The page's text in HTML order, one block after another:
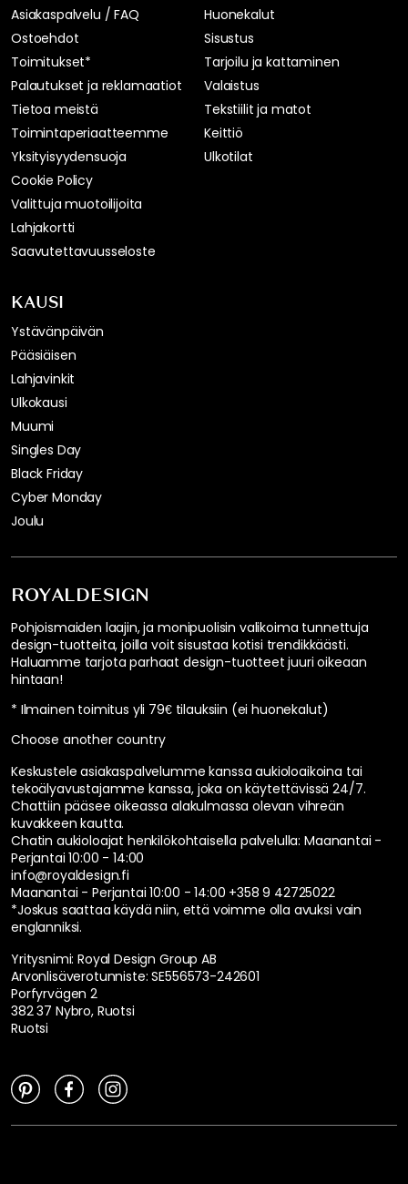
ROYALDESIGN
Pohjoismaiden laajin, ja monipuolisin valikoima tunnettuja
design-tuotteita, joilla voit sisustaa kotisi trendikkäästi.
Haluamme tarjota parhaat design-tuotteet juuri oikeaan
hintaan!
* Ilmainen toimitus yli 79€ tilauksiin (ei huonekalut)
Choose another country
Keskustele asiakaspalvelumme kanssa aukioloaikoina tai
tekoälyavustajamme kanssa, joka on käytettävissä 24/7.
Chattiin pääsee oikeassa alakulmassa olevan vihreän
kuvakkeen kautta.
Chatin aukioloajat henkilökohtaisella palvelulla: Maanantai -
Perjantai 10:00 - 14:00
info@royaldesign.fi
Maanantai - Perjantai 10:00 - 14:00 +358 9 42725022
*Joskus saattaa käydä niin, että voimme olla avuksi vain
englanniksi.
Yritysnimi: Royal Design Group AB
Arvonlisäverotunniste: SE556573-242601
Porfyrvägen 2
382 37 Nybro, Ruotsi
Ruotsi
Asiakaspalvelu / FAQ
Ostoehdot
Toimitukset*
Palautukset ja reklamaatiot
Tietoa meistä
Toimintaperiaatteemme
Yksityisyydensuoja
Cookie Policy
Valittuja muotoilijoita
Lahjakortti
Saavutettavuusseloste
Huonekalut
Sisustus
Tarjoilu ja kattaminen
Valaistus
Tekstiilit ja matot
Keittiö
Ulkotilat
KAUSI
Ystävänpäivän
Pääsiäisen
Lahjavinkit
Ulkokausi
Muumi
Singles Day
Black Friday
Cyber Monday
Joulu